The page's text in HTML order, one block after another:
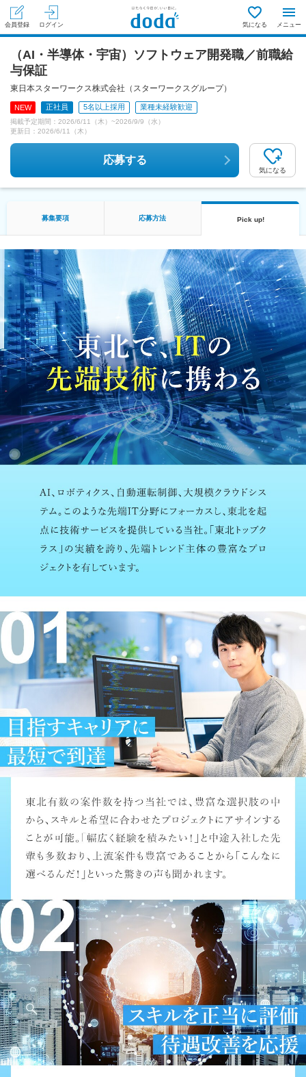
会員登録 ログイン 気になる メニュー
（AI・半導体・宇宙）ソフトウェア開発職／前職給
与保証
東日本スターワークス株式会社（スターワークスグループ）
NEW 正社員 5名以上採用 業種未経験歓迎
掲載予定期間： 2026/6/11（木） ~2026/9/9（水）
更新日： 2026/6/11（木）
応募する
気になる
募集要項 応募方法 Pick up!